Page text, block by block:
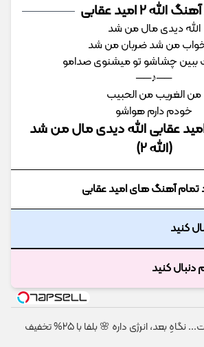
الله 2 امید عقابی
الله دیدی مال من شد
من شد ضربان من شد
ببین چشاشو تو میشنوی صدامو
──♪──
من الغریب من الحبیب
خودم دارم هواشو
عقابی الله دیدی مال من شد
(الله 2)
تمام آهنگ های امید عقابی
کنید
دنبال کنید
انرژی داره 🌸 بلفا با 25% تخفیف